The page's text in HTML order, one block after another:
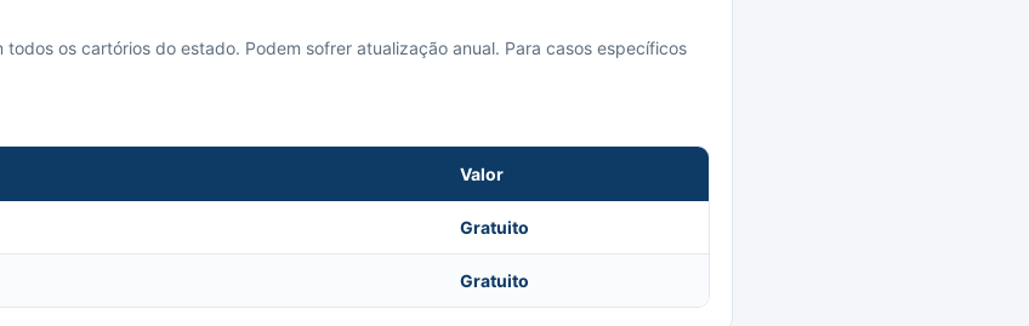
os cartórios do estado. Podem sofrer atualização anual. Para casos específicos
Valor
Gratuito
Gratuito